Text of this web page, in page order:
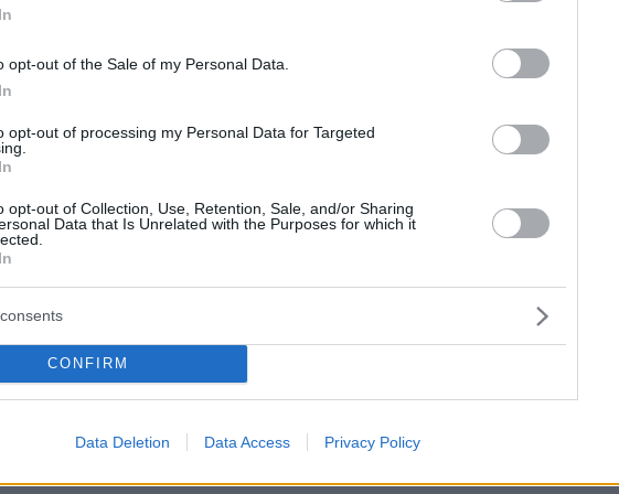
opt-out of the Sale of my Personal Data.
opt-out of processing my Personal Data for Targeted
opt-out of Collection, Use, Retention, Sale, and/or Sharing
Data that Is Unrelated with the Purposes for which it
CONFIRM
Data Deletion Data Access Privacy Policy
Zahlen in Richtung Veränderung: 54 % wünschen
würden, dass sie bleibt.
sie unabhängig von ihrer persönlichen Sympathie
dass 43 % der Befragten mit einem Sieg von
sich über den Ausgang der Wahlen nicht sicher.
wissen
dem 4. April in Telefoninterviews mit 1.000
bei maximal ±3,1 Prozentpunkte (bei einem
geeigneterer Premierminister